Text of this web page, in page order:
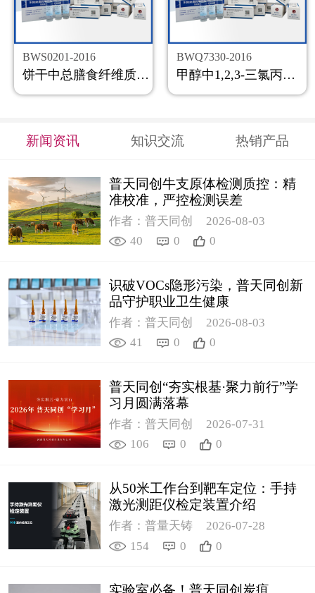
BWS0201-2016
饼干中总膳食纤维质控样品
BWQ7330-2016
甲醇中1,2,3-三氯丙烷溶液标准物质
新闻资讯 知识交流 热销产品
普天同创牛支原体检测质控：精
准校准，严控检测误差
作者：普天同创
2026-08-03
40
0 0
识破VOCs隐形污染，普天同创新
品守护职业卫生健康
作者：普天同创
2026-08-03
41
0 0
普天同创“夯实根基·聚力前行”学
习月圆满落幕
作者：普天同创
2026-07-31
106
0 0
从50米工作台到靶车定位：手持
激光测距仪检定装置介绍
作者：普量天铸
2026-07-28
154
0 0